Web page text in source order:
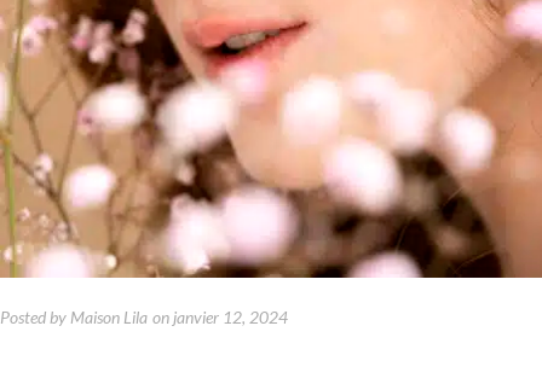
Posted by Maison Lila on janvier 12, 2024